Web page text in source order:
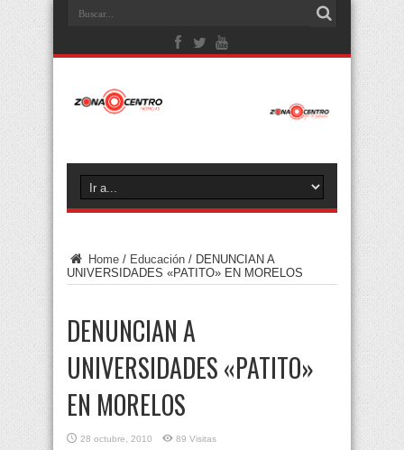
Home / Educación / DENUNCIAN A
UNIVERSIDADES «PATITO» EN MORELOS
DENUNCIAN A
UNIVERSIDADES «PATITO»
EN MORELOS
28 octubre, 2010 89 Visitas